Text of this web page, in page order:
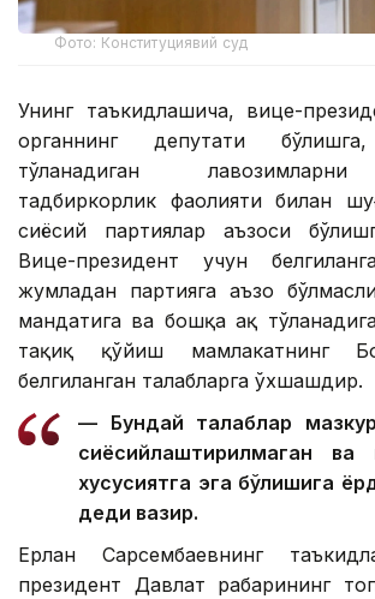
Фото: Конституциявий суд
Унинг таъкидлашича, вице-
органнинг депутати
тўланадиган
тадбиркорлик фаолияти билан
сиёсий партиялар аъзоси
Вице-президент учун
жумладан партияга аъзо
мандатига ва бошқа ҳақ
тақиқ қўйиш мамлакатнинг
белгиланган талабларга ўхшашдир.
— Бундай талаблар
сиёсийлаштирилмаган ва
хусусиятга эга бўлишига
деди вазир.
Ерлан Сарсембаевнинг
президент Давлат раҳбарининг